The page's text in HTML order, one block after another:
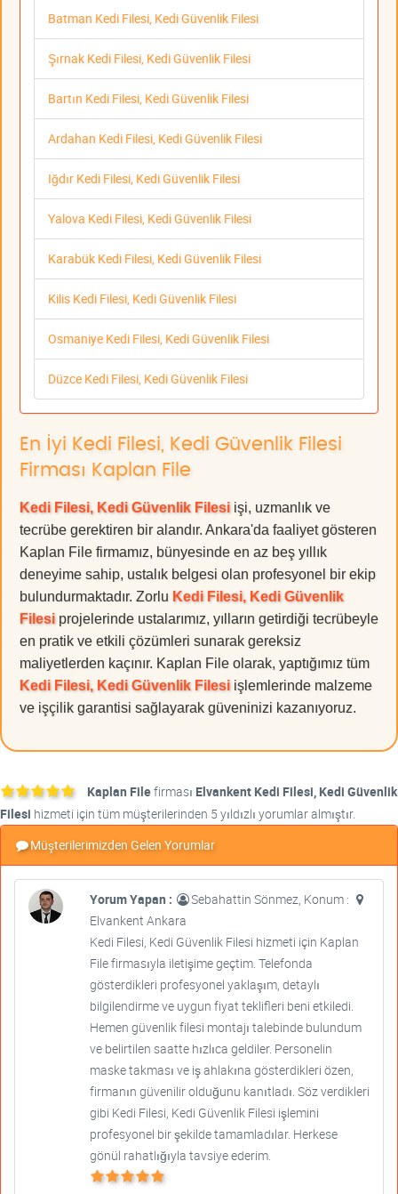
Batman Kedi Filesi, Kedi Güvenlik Filesi
Şırnak Kedi Filesi, Kedi Güvenlik Filesi
Bartın Kedi Filesi, Kedi Güvenlik Filesi
Ardahan Kedi Filesi, Kedi Güvenlik Filesi
Iğdır Kedi Filesi, Kedi Güvenlik Filesi
Yalova Kedi Filesi, Kedi Güvenlik Filesi
Karabük Kedi Filesi, Kedi Güvenlik Filesi
Kilis Kedi Filesi, Kedi Güvenlik Filesi
Osmaniye Kedi Filesi, Kedi Güvenlik Filesi
Düzce Kedi Filesi, Kedi Güvenlik Filesi
En İyi Kedi Filesi, Kedi Güvenlik Filesi
Firması Kaplan File
Kedi Filesi, Kedi Güvenlik Filesi işi, uzmanlık ve
tecrübe gerektiren bir alandır. Ankara'da faaliyet gösteren
Kaplan File firmamız, bünyesinde en az beş yıllık
deneyime sahip, ustalık belgesi olan profesyonel bir ekip
bulundurmaktadır. Zorlu Kedi Filesi, Kedi Güvenlik
Filesi projelerinde ustalarımız, yılların getirdiği tecrübeyle
en pratik ve etkili çözümleri sunarak gereksiz
maliyetlerden kaçınır. Kaplan File olarak, yaptığımız tüm
Kedi Filesi, Kedi Güvenlik Filesi işlemlerinde malzeme
ve işçilik garantisi sağlayarak güveninizi kazanıyoruz.
Kaplan Filefirması Elvankent Kedi Filesi, Kedi Güvenlik
Filesi hizmeti için tüm müşterilerinden 5 yıldızlı yorumlar almıştır.
Müşterilerimizden Gelen Yorumlar
Yorum Yapan :
Sebahattin Sönmez, Konum :
Elvankent Ankara
Kedi Filesi, Kedi Güvenlik Filesi hizmeti için Kaplan
File firmasıyla iletişime geçtim. Telefonda
gösterdikleri profesyonel yaklaşım, detaylı
bilgilendirme ve uygun fiyat teklifleri beni etkiledi.
Hemen güvenlik filesi montajı talebinde bulundum
ve belirtilen saatte hızlıca geldiler. Personelin
maske takması ve iş ahlakına gösterdikleri özen,
firmanın güvenilir olduğunu kanıtladı. Söz verdikleri
gibi Kedi Filesi, Kedi Güvenlik Filesi işlemini
profesyonel bir şekilde tamamladılar. Herkese
gönül rahatlığıyla tavsiye ederim.